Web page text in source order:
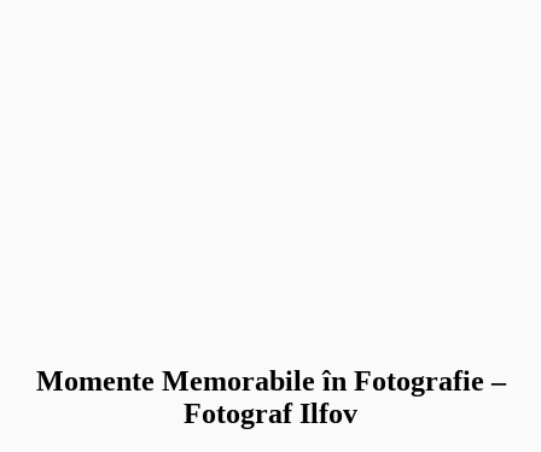
Momente Memorabile în Fotografie –
Fotograf Ilfov